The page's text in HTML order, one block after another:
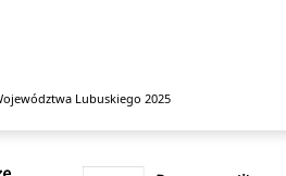
Lubuskiego 2025